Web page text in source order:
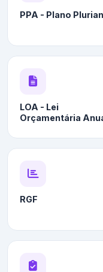
PPA - Plano
LOA - Lei
Orçamentária
RGF